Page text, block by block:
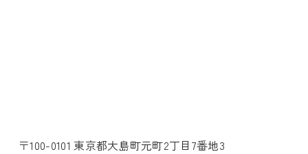
〒100-0101 東京都大島町元町2丁目7番地3